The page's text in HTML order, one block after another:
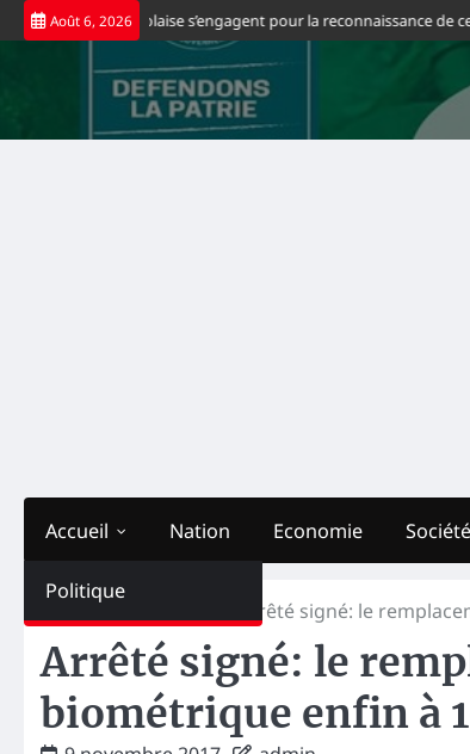
Skip
to
Août 6, 2026
congolaise s’engagent pour la reconnaissance de cette
Accueil
Politique
Nation Economie Société
Arrêté signé: le
Arrêté signé: le
biométrique enfin à